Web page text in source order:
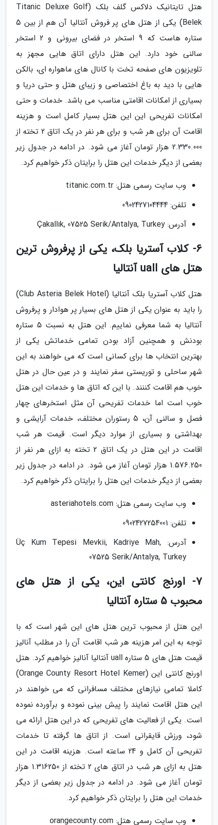
هتل تایتانیک دلاکس گلف بلک (Titanic Deluxe Golf
Belek) یکی از هتل های پر فروش آنتالیا آن هم از بین 5
ستاره هاست که 9 استخر در فضای بیرونی و 2 استخر
سالنی خود دارد. این هتل دارای اتاق هایی مجهز به
تلویزیون های صفحه تخت با کانال های ماهواره ای، بالکن
هایی با دید به باغ اختصاصی و زیبای هتل و حتی دریا و
بسیاری از امکانات اقامتی مناسب می باشد. خدمات و حتی
امکانات تفریحی این این هتل بسیار کامل است و هزینه
اقامت آن برای هر شب و برای هر نفر در یک اتاق 2 تخته از
2.330.000 هزار تومان آغاز می شود. در ادامه در جدول زیر
بعضی از دیگر خدمات این هتل را برایتان ذکر خواهیم کرد.
وب سایت رسمی هتل: titanic.com.tr
تلفن: 0902427104444
آدرس: Çakallık, 07525 Serik/Antalya, Turkey
6- کلاب آستریا بلک، یکی از پرفروش ترین
هتل های uall آنتالیا
هتل کلاب آستریا بلک آنتالیا (Club Asteria Belek Hotel)
را باید به عنوان یکی از هتل های بسیار پر هوادار و پرفروش
آنتالیا به شما معرفی نماییم. این هتل به نسبت 5 ستاره
بودنش و همچنین آزاد بودن تمامی خدماتش یکی از
بهترین انتخاب ها برای کسانی است که می خواهند به این
شهر ساحلی و توریستی سفر نمایند و در عین حال در هتل
خوب هم اقامت کننند. با این که اتاق ها و خدمات این هتل
خوب است اما خدمات تفریحی آن مثل استخرهای چهار
فصل و سالنی آن، 5 رستوران مختلف، خدمات آرایشی و
بهداشتی و بسیاری از موارد دیگر است. قیمت هر شب
اقامت در این هتل در یک اتاق 2 تخته به ازای هر نفر از
1.576.250 هزار تومان آغاز می شود. در ادامه در جدول زیر
بعضی از دیگر خدمات این هتل را برایتان ذکر خواهیم کرد.
وب سایت رسمی هتل: asteriahotels.com
تلفن: 0902427254001
آدرس: Üç Kum Tepesi Mevkii, Kadriye Mah,
07525 Serik/Antalya, Turkey
7- اورنج کانتی این، یکی از هتل های
محبوب 5 ستاره آنتالیا
این هتل از محبوب ترین هتل های این شهر است که با
توجه به این امر هزینه هر شب اقامت آن را در مطلب آنالیز
قیمت هتل های 5 ستاره uall آنتالیا آنالیز خواهیم کرد. هتل
اورنج کانتی این (Orange County Resort Hotel Kemer)
کاملا تمامی نیازهای مختلف مسافرانی که می خواهند در
این هتل اقامت نمایند را پیش بینی نموده و برآورده نموده
است. یکی از فعالیت های تفریحی که در این هتل ارائه می
شود، ورزش قایقرانی است. از اتاق ها گرفته تا خدمات
تفریحی آن کامل و 24 ساعته است. هزینه اقامت در این
هتل به ازای هر شب در اتاق های 2 تخته از 1.316250 هزار
تومان آغاز می شود. در ادامه در جدول زیر بعضی از دیگر
خدمات این هتل را برایتان ذکر خواهیم کرد.
وب سایت رسمی هتل: orangecounty.com